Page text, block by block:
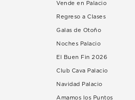
Vende en Palacio
Regreso a Clases
Galas de Otoño
Noches Palacio
El Buen Fin 2026
Club Cava Palacio
Navidad Palacio
Amamos los Puntos